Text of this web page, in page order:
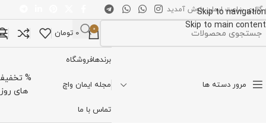
Skip to navigation
Skip to main content
گالری ساعت ایمان خوش آمدید
0
0 تومان
مرور دسته ها
برندهافروشگاه
مجله ایمان واچ
تماس با ما
%
های روز